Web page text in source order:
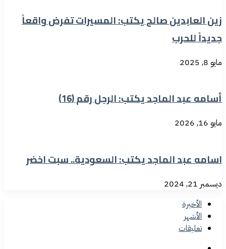
زين العابدين صالح يكتب: المسيرات تفرض واقعاً
جديداً للحرب
مايو 8, 2025
أسامه عبد الماجد يكتب: الرجل رقم (16)
مايو 16, 2026
اسامه عبد الماجد يكتب: السعودية.. سبت اخضر
ديسمبر 21, 2024
الأخيرة
الأشهر
تعليقات